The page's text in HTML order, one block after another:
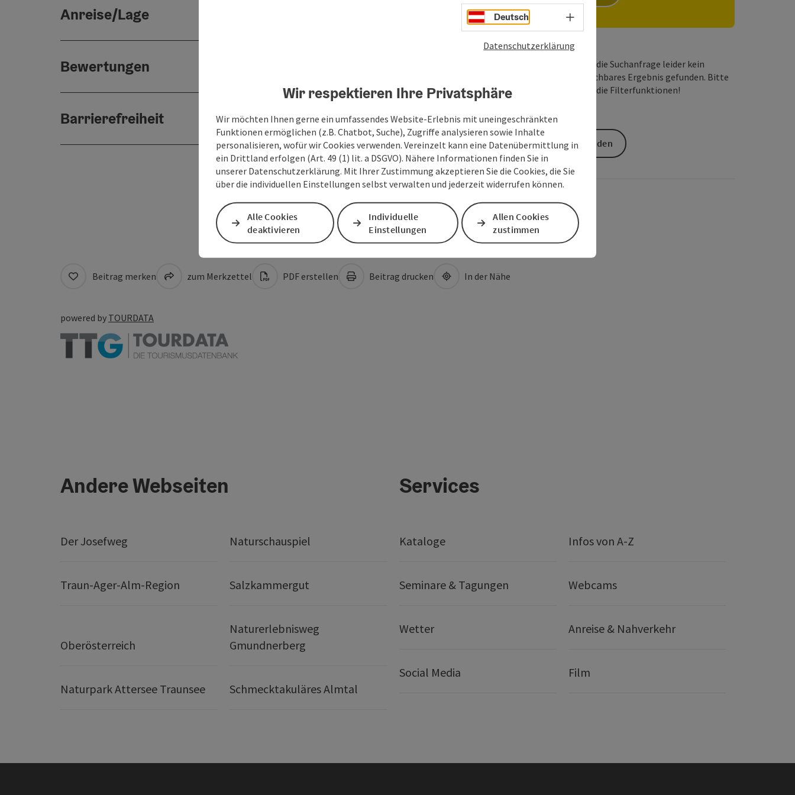
Anreise/Lage
Bewertungen
Barrierefreiheit
Wir haben für die Suchanfrage leider kein
passendes buchbares Ergebnis gefunden. Bitte
verändern Sie die Filterfunktionen!
Anfrage senden
Beitrag merken zum Merkzettel PDF erstellen Beitrag drucken In der Nähe
powered by TOURDATA
Andere Webseiten
Der Josefweg Naturschauspiel
Traun-Ager-Alm-Region Salzkammergut
Oberösterreich
Naturerlebnisweg
Gmundnerberg
Naturpark Attersee Traunsee Schmecktakuläres Almtal
Services
Kataloge Infos von A-Z
Seminare & Tagungen Webcams
Wetter Anreise & Nahverkehr
Social Media Film
Deutsch Sprachwahl - Menü öffnen
Datenschutzerklärung
Wir respektieren Ihre Privatsphäre
Wir möchten Ihnen gerne ein umfassendes Website-Erlebnis mit uneingeschränkten
Funktionen ermöglichen (z.B. Chatbot, Suche), Zugriffe analysieren sowie Inhalte
personalisieren, wofür wir Cookies verwenden. Vereinzelt kann eine Datenübermittlung in
ein Drittland erfolgen (Art. 49 (1) lit. a DSGVO). Nähere Informationen finden Sie in
unserer Datenschutzerklärung. Mit Ihrer Zustimmung akzeptieren Sie die Cookies, die Sie
über die individuellen Einstellungen selbst verwalten und jederzeit widerrufen können.
Alle Cookies
deaktivieren
Individuelle
Einstellungen
Allen Cookies
zustimmen